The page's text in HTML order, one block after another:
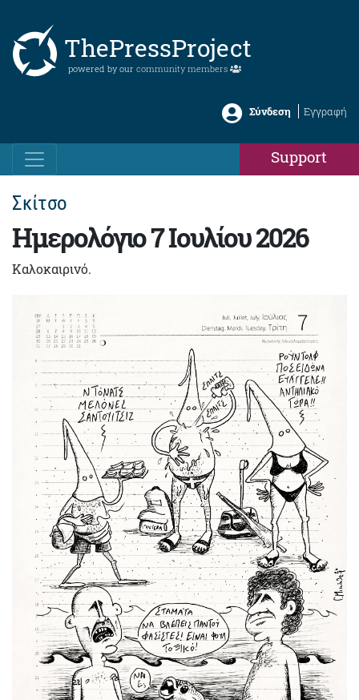
ThePressProject
powered by our community members
Σύνδεση Εγγραφή
Support
Σκίτσο
Ημερολόγιο 7 Ιουλίου 2026
Καλοκαιρινό.